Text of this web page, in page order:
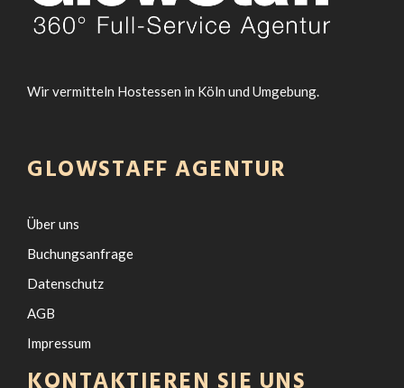
Wir vermitteln Hostessen in Köln und Umgebung.
GLOWSTAFF AGENTUR
Über uns
Buchungsanfrage
Datenschutz
AGB
Impressum